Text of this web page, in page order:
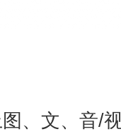
图、文、音/